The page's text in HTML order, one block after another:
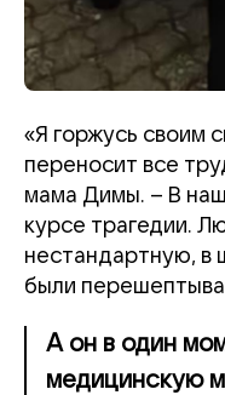
«Я горжусь своим
переносит все
мама Димы. – В
курсе трагедии.
нестандартную, в
были
А он в один
медицинскую